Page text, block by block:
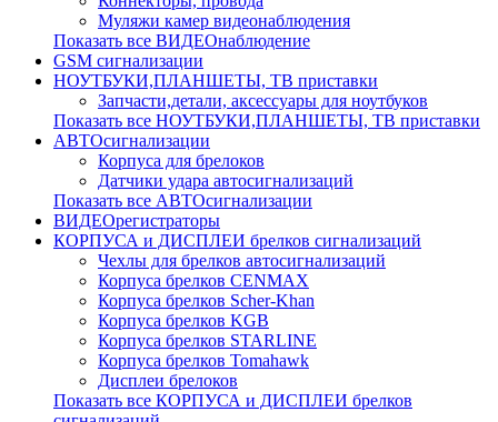
Муляжи камер видеонаблюдения
Показать все ВИДЕОнаблюдение
GSM сигнализации
НОУТБУКИ,ПЛАНШЕТЫ, ТВ приставки
Запчасти,детали, аксессуары для ноутбуков
Показать все НОУТБУКИ,ПЛАНШЕТЫ, ТВ приставки
АВТОсигнализации
Корпуса для брелоков
Датчики удара автосигнализаций
Показать все АВТОсигнализации
ВИДЕОрегистраторы
КОРПУСА и ДИСПЛЕИ брелков сигнализаций
Чехлы для брелков автосигнализаций
Корпуса брелков CENMAX
Корпуса брелков Scher-Khan
Корпуса брелков KGB
Корпуса брелков STARLINE
Корпуса брелков Tomahawk
Дисплеи брелоков
Показать все КОРПУСА и ДИСПЛЕИ брелков